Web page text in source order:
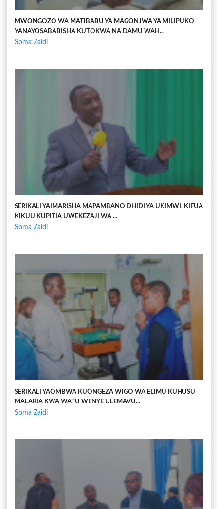
MWONGOZO WA MATIBABU YA MAGONJWA YA MILIPUKO
YANAYOSABABISHA KUTOKWA NA DAMU WAH...
Soma Zaidi
SERIKALI YAIMARISHA MAPAMBANO DHIDI YA UKIMWI, KIFUA
KIKUU KUPITIA UWEKEZAJI WA ...
Soma Zaidi
SERIKALI YAOMBWA KUONGEZA WIGO WA ELIMU KUHUSU
MALARIA KWA WATU WENYE ULEMAVU...
Soma Zaidi